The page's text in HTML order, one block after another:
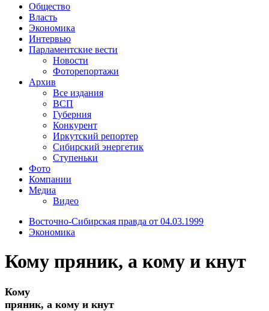
Общество
Власть
Экономика
Интервью
Парламентские вести
Новости
Фоторепортажи
Архив
Все издания
ВСП
Губерния
Конкурент
Иркутский репортер
Сибирский энергетик
Ступеньки
Фото
Компании
Медиа
Видео
Восточно-Сибирская правда от 04.03.1999
Экономика
Кому пряник, а кому и кнут
Кому
пряник, а кому и кнут